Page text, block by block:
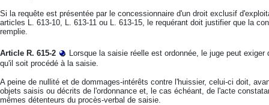
Si la requête est présentée par le concessionnaire d'un droit exclusif
articles L. 613-10, L. 613-11 ou L. 613-15, le requérant doit justifier que la
remplie.
Article R. 615-2
Lorsque la saisie réelle est ordonnée, le juge peut
qu'il soit procédé à la saisie.
A peine de nullité et de dommages-intérêts contre l'huissier, celui-ci doit,
objets saisis ou décrits de l'ordonnance et, le cas échéant, de l'acte
mêmes détenteurs du procès-verbal de saisie.